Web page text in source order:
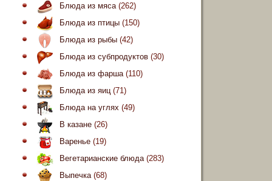
Блюда из мяса(262)
Блюда из птицы (150)
Блюда из рыбы (42)
Блюда из субпродуктов (30)
Блюда из фарша(110)
Блюда из яиц(71)
Блюда на углях (49)
В казане (26)
Варенье (19)
Вегетарианские блюда(283)
Выпечка(68)